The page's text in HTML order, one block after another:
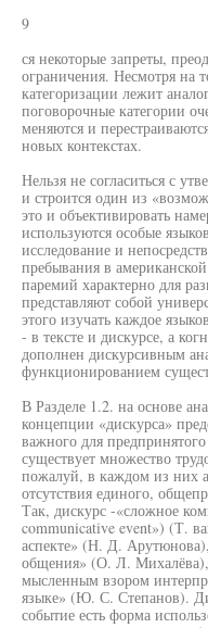
9
ся некоторые запреты,
ограничения. Несмотря на
категоризации лежит
поговорочные категории
меняются и
новых контекстах.
Нельзя не согласиться с
и строится один из
это и объективировать
используются особые
исследование и
пребывания в
паремий характерно для
представляют собой
этого изучать каждое
- в тексте и дискурсе, а
дополнен дискурсивным
функционированием
В Разделе 1.2. на основе
концепции «дискурса»
важного для
существует множество
пожалуй, в каждом из них
отсутствия единого,
Так, дискурс -«сложное
communicative event») (Т.
аспекте» (Н. Д.
общения» (О. Л. Михалёва),
мысленным взором
языке» (Ю. С. Степанов).
событие есть форма